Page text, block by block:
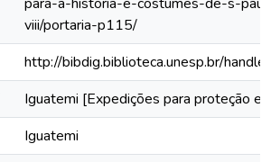
viii/portaria-p115/
http://bibdig.biblioteca.unesp.br/
Iguatemi [Expedições para proteção e
Iguatemi